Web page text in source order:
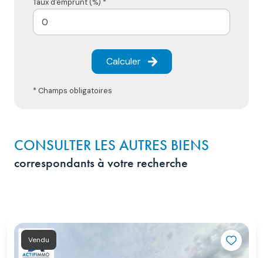
Taux d'emprunt (%) *
Calculer
* Champs obligatoires
CONSULTER LES AUTRES BIENS
correspondants à votre recherche
Vendu